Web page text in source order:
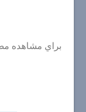
براي مشاهده